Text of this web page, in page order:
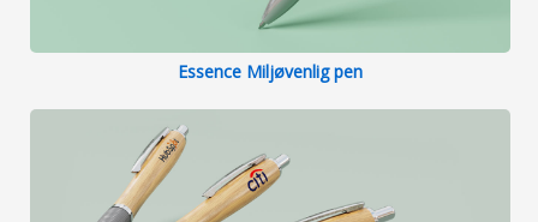
Essence Miljøvenlig pen